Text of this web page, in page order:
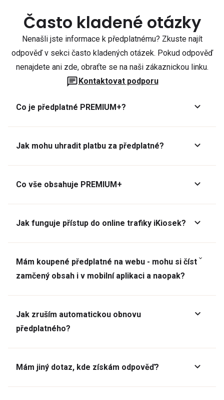
Často kladené otázky
Nenašli jste informace k předplatnému? Zkuste najít
odpověď v sekci často kladených otázek. Pokud odpověď
nenajdete ani zde, obraťte se na naši zákaznickou linku.
Kontaktovat podporu
Co je předplatné PREMIUM+?
Jak mohu uhradit platbu za předplatné?
Co vše obsahuje PREMIUM+
Jak funguje přístup do online trafiky iKiosek?
Mám koupené předplatné na webu - mohu si číst
zamčený obsah i v mobilní aplikaci a naopak?
Jak zruším automatickou obnovu
předplatného?
Mám jiný dotaz, kde získám odpověď?